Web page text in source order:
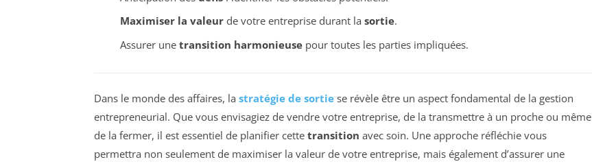
Maximiser la valeurde votre entreprise durant la sortie.
Assurer une transition harmonieusepour toutes les parties impliquées.
Dans le monde des affaires, la stratégie de sortie se révèle être un aspect fondamental de la gestion
entrepreneurial. Que vous envisagiez de vendre votre entreprise, de la transmettre à un proche ou même
de la fermer, il est essentiel de planifier cette transition avec soin. Une approche réfléchie vous
permettra non seulement de maximiser la valeur de votre entreprise, mais également d’assurer une